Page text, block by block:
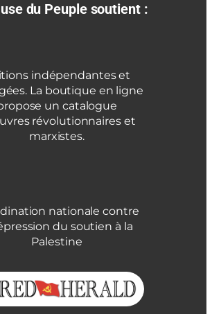
du Peuple soutient :
indépendantes et
La boutique en ligne
un catalogue
révolutionnaires et
marxistes.
nationale contre
du soutien à la
Palestine